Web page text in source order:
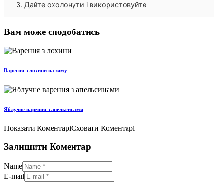
Дайте охолонути і використовуйте
Вам може сподобатись
Варення з лохини на зиму
Яблучне варення з апельсинами
Показати КоментаріСховати Коментарі
Залишити Коментар
Name
E-mail